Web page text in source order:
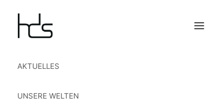
AKTUELLES
UNSERE WELTEN